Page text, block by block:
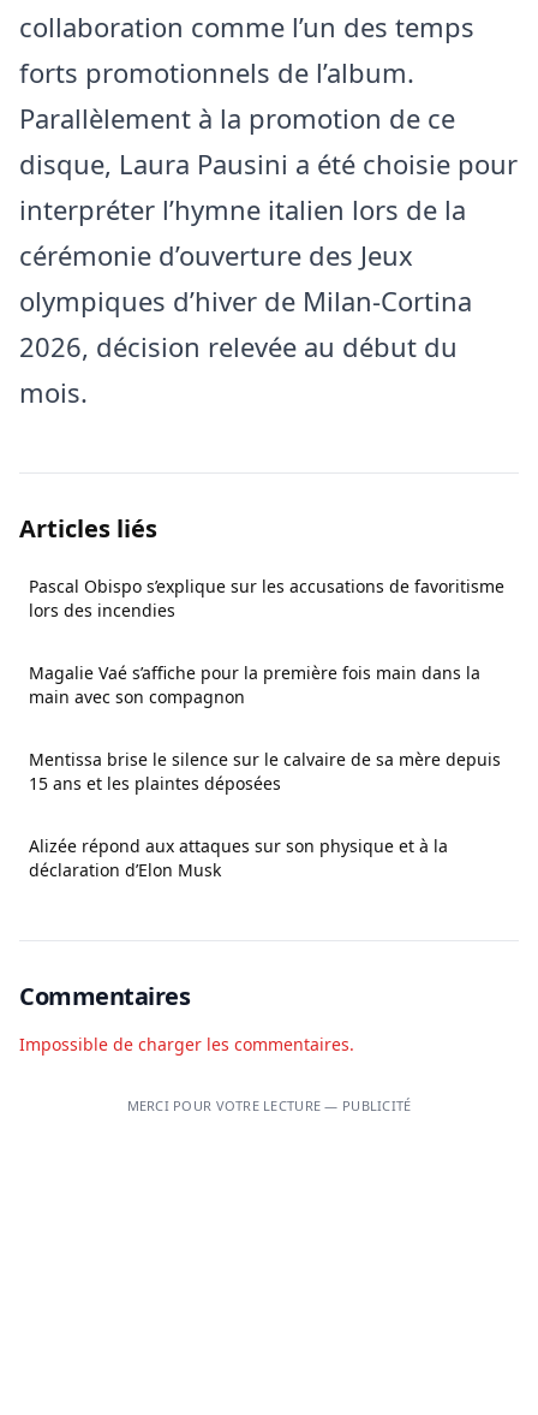
collaboration comme l’un des temps
forts promotionnels de l’album.
Parallèlement à la promotion de ce
disque, Laura Pausini a été choisie pour
interpréter l’hymne italien lors de la
cérémonie d’ouverture des Jeux
olympiques d’hiver de Milan-Cortina
2026, décision relevée au début du
mois.
Articles liés
Pascal Obispo s’explique sur les accusations de favoritisme
lors des incendies
Magalie Vaé s’affiche pour la première fois main dans la
main avec son compagnon
Mentissa brise le silence sur le calvaire de sa mère depuis
15 ans et les plaintes déposées
Alizée répond aux attaques sur son physique et à la
déclaration d’Elon Musk
Commentaires
Impossible de charger les commentaires.
MERCI POUR VOTRE LECTURE — PUBLICITÉ